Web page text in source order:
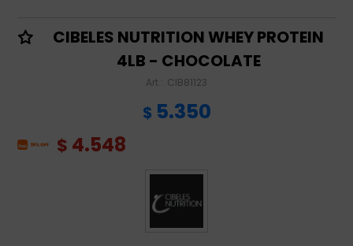
CIBELES NUTRITION WHEY PROTEIN
4LB - CHOCOLATE
CIB81123
$ 5.350
$ 4.548